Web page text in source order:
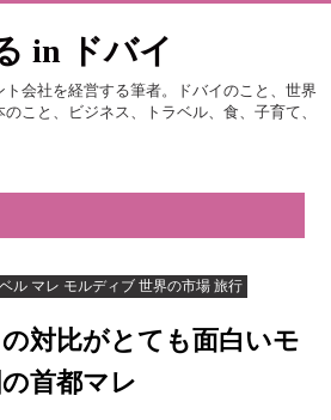
in ドバイ
ト会社を経営する筆者。ドバイのこと、世界
こと、ビジネス、トラベル、食、子育て、
ル マレ モルディブ 世界の市場 旅行
対比がとても面白いモ
首都マレ